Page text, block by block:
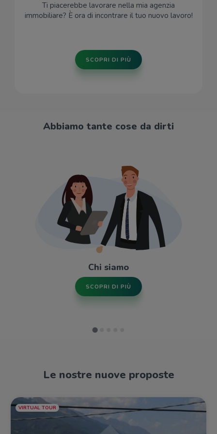
Ti piacerebbe lavorare nella mia agenzia
immobiliare? È ora di incontrare il tuo nuovo lavoro!
SCOPRI DI PIÙ
Abbiamo tante cose da dirti
Chi siamo
SCOPRI DI PIÙ
Le nostre nuove proposte
VIRTUAL TOUR